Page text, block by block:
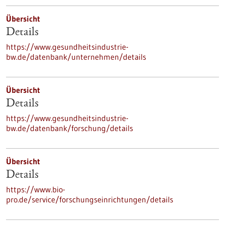
Übersicht
Details
https://www.gesundheitsindustrie-
bw.de/datenbank/unternehmen/details
Übersicht
Details
https://www.gesundheitsindustrie-
bw.de/datenbank/forschung/details
Übersicht
Details
https://www.bio-
pro.de/service/forschungseinrichtungen/details